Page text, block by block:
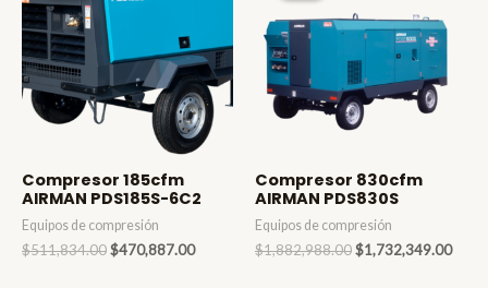
Compresor 185cfm
AIRMAN PDS185S-6C2
Equipos de compresión
$511,834.00 Original
$470,887.00Current
Compresor 830cfm
AIRMAN PDS830S
Equipos de compresión
$1,882,988.00 Original
$1,732,349.00